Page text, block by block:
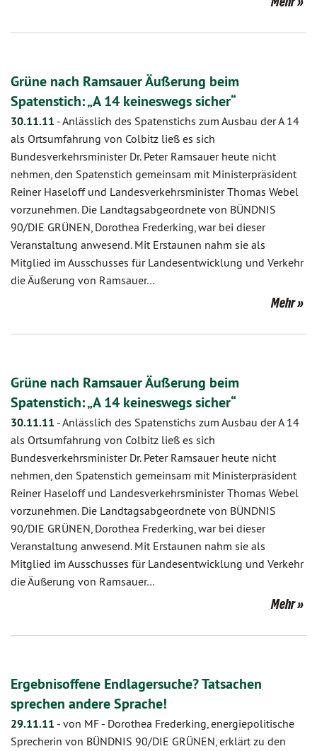
Grüne nach Ramsauer Äußerung beim
Spatenstich: „A 14 keineswegs sicher“
30.11.11 -Anlässlich des Spatenstichs zum Ausbau der A 14
als Ortsumfahrung von Colbitz ließ es sich
Bundesverkehrsminister Dr. Peter Ramsauer heute nicht
nehmen, den Spatenstich gemeinsam mit Ministerpräsident
Reiner Haseloff und Landesverkehrsminister Thomas Webel
vorzunehmen. Die Landtagsabgeordnete von BÜNDNIS
90/DIE GRÜNEN, Dorothea Frederking, war bei dieser
Veranstaltung anwesend. Mit Erstaunen nahm sie als
Mitglied im Ausschusses für Landesentwicklung und Verkehr
die Äußerung von Ramsauer…
Mehr
Grüne nach Ramsauer Äußerung beim
Spatenstich: „A 14 keineswegs sicher“
30.11.11 -Anlässlich des Spatenstichs zum Ausbau der A 14
als Ortsumfahrung von Colbitz ließ es sich
Bundesverkehrsminister Dr. Peter Ramsauer heute nicht
nehmen, den Spatenstich gemeinsam mit Ministerpräsident
Reiner Haseloff und Landesverkehrsminister Thomas Webel
vorzunehmen. Die Landtagsabgeordnete von BÜNDNIS
90/DIE GRÜNEN, Dorothea Frederking, war bei dieser
Veranstaltung anwesend. Mit Erstaunen nahm sie als
Mitglied im Ausschusses für Landesentwicklung und Verkehr
die Äußerung von Ramsauer…
Mehr
Ergebnisoffene Endlagersuche? Tatsachen
sprechen andere Sprache!
29.11.11 - von MF - Dorothea Frederking, energiepolitische
Sprecherin von BÜNDNIS 90/DIE GRÜNEN, erklärt zu den